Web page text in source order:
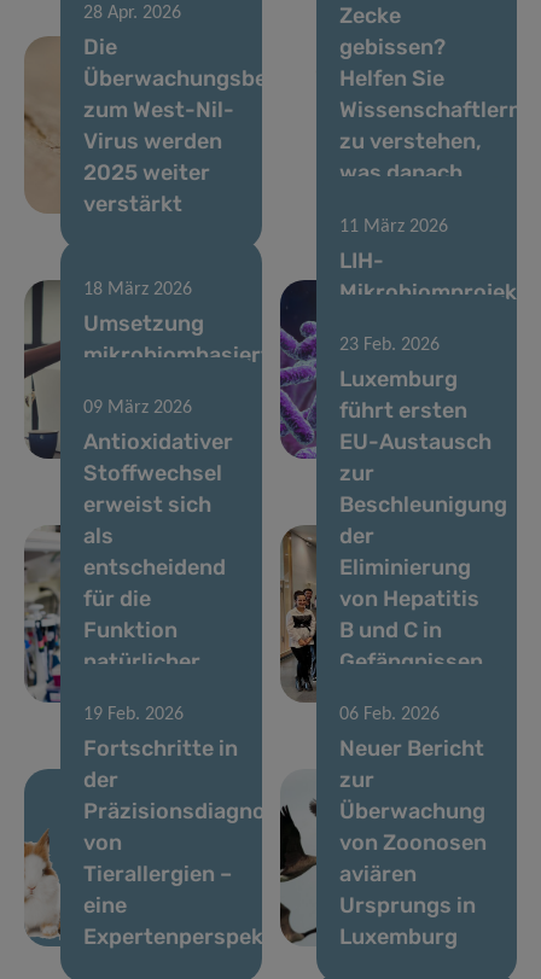
28 Apr. 2026
Die
Überwachungsbemühungen
zum West-Nil-
Virus werden
2025 weiter
verstärkt
Zecke
gebissen?
Helfen Sie
Wissenschaftlern
zu verstehen,
was danach
18 März 2026
Umsetzung
mikrobiombasierter
die
Darmgesundheit
11 März 2026
LIH-
Mikrobiomprojekt
Unterstützung
durch MSCA
Postdoctoral
Fellowship
09 März 2026
Antioxidativer
Stoffwechsel
erweist sich
als
entscheidend
für die
Funktion
natürlicher
23 Feb. 2026
Luxemburg
führt ersten
EU-Austausch
zur
Beschleunigung
der
Eliminierung
von Hepatitis
B und C in
Gefängnissen
19 Feb. 2026
Fortschritte in
der
Präzisionsdiagnostik
von
Tierallergien –
eine
Expertenperspektive
06 Feb. 2026
Neuer Bericht
zur
Überwachung
von Zoonosen
aviären
Ursprungs in
Luxemburg